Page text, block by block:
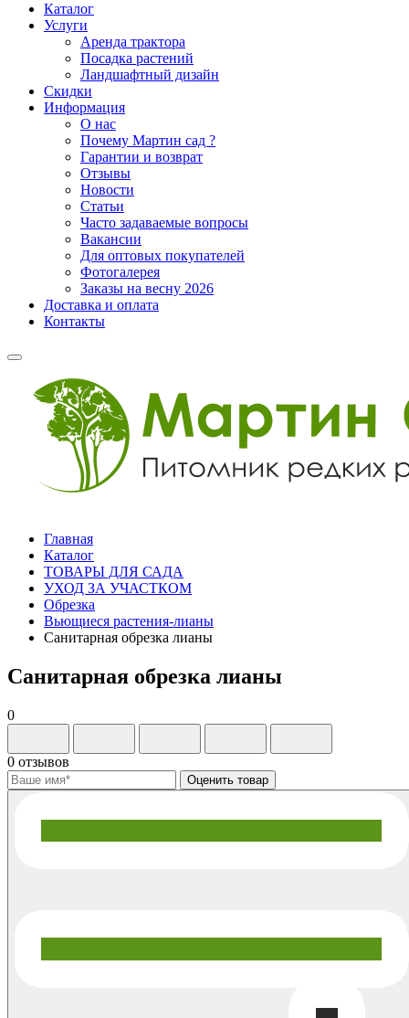
Каталог
Услуги
Аренда трактора
Посадка растений
Ландшафтный дизайн
Скидки
Информация
О нас
Почему Мартин сад ?
Гарантии и возврат
Отзывы
Новости
Статьи
Часто задаваемые вопросы
Вакансии
Для оптовых покупателей
Фотогалерея
Заказы на весну 2026
Доставка и оплата
Контакты
Главная
Каталог
ТОВАРЫ ДЛЯ САДА
УХОД ЗА УЧАСТКОМ
Обрезка
Вьющиеся растения-лианы
Санитарная обрезка лианы
Санитарная обрезка лианы
0
0 отзывов